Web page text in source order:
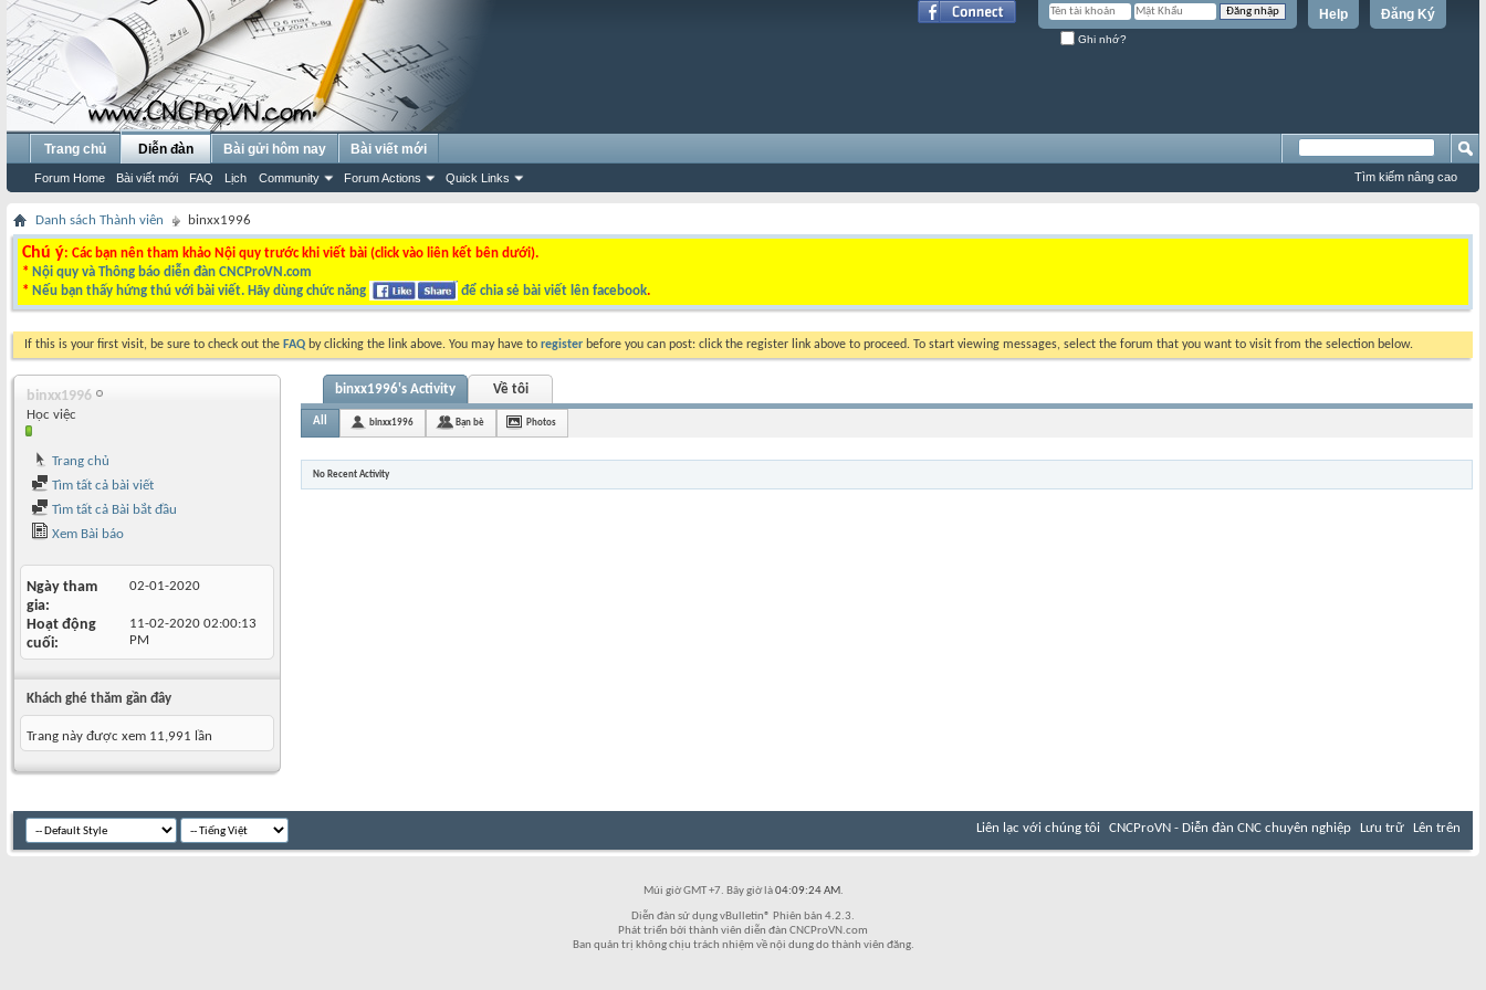
Đăng Ký
Help
Ghi nhớ?
Trang chủ Diễn đàn
Forum Home Bài viết mới FAQ Lịch Community Forum Actions Quick Links
Bài gửi hôm nay Bài viết mới
Tìm kiếm nâng cao
Danh sách Thành viên binxx1996
Chú ý: Các bạn nên tham khảo Nội quy trước khi viết bài (click vào liên kết bên dưới).
* Nội quy và Thông báo diễn đàn CNCProVN.com
* Nếu bạn thấy hứng thú với bài viết. Hãy dùng chức năng để chia sẻ bài viết lên facebook.
If this is your first visit, be sure to check out the FAQ by clicking the link above. You may have to register before you can post: click the register link above to proceed. To start viewing messages, select the forum that you want to visit from the selection below.
binxx1996
Học việc
Trang chủ
Tìm tất cả bài viết
Tìm tất cả Bài bắt đầu
Xem Bài báo
Ngày tham
gia
02-01-2020
Hoạt động
cuối
11-02-2020 02:00:13
PM
Khách ghé thăm gần đây
Trang này được xem 11,991 lần
binxx1996's Activity Về tôi
All binxx1996 Bạn bè Photos
No Recent Activity
Liên lạc với chúng tôi CNCProVN - Diễn đàn CNC chuyên nghiệp Lưu trữ Lên trên
Múi giờ GMT +7. Bây giờ là04:09:24 AM.
Diễn đàn sử dụng vBulletin® Phiên bản 4.2.3.
Phát triển bởi thành viên diễn đàn CNCProVN.com
Ban quản trị không chịu trách nhiệm về nội dung do thành viên đăng.